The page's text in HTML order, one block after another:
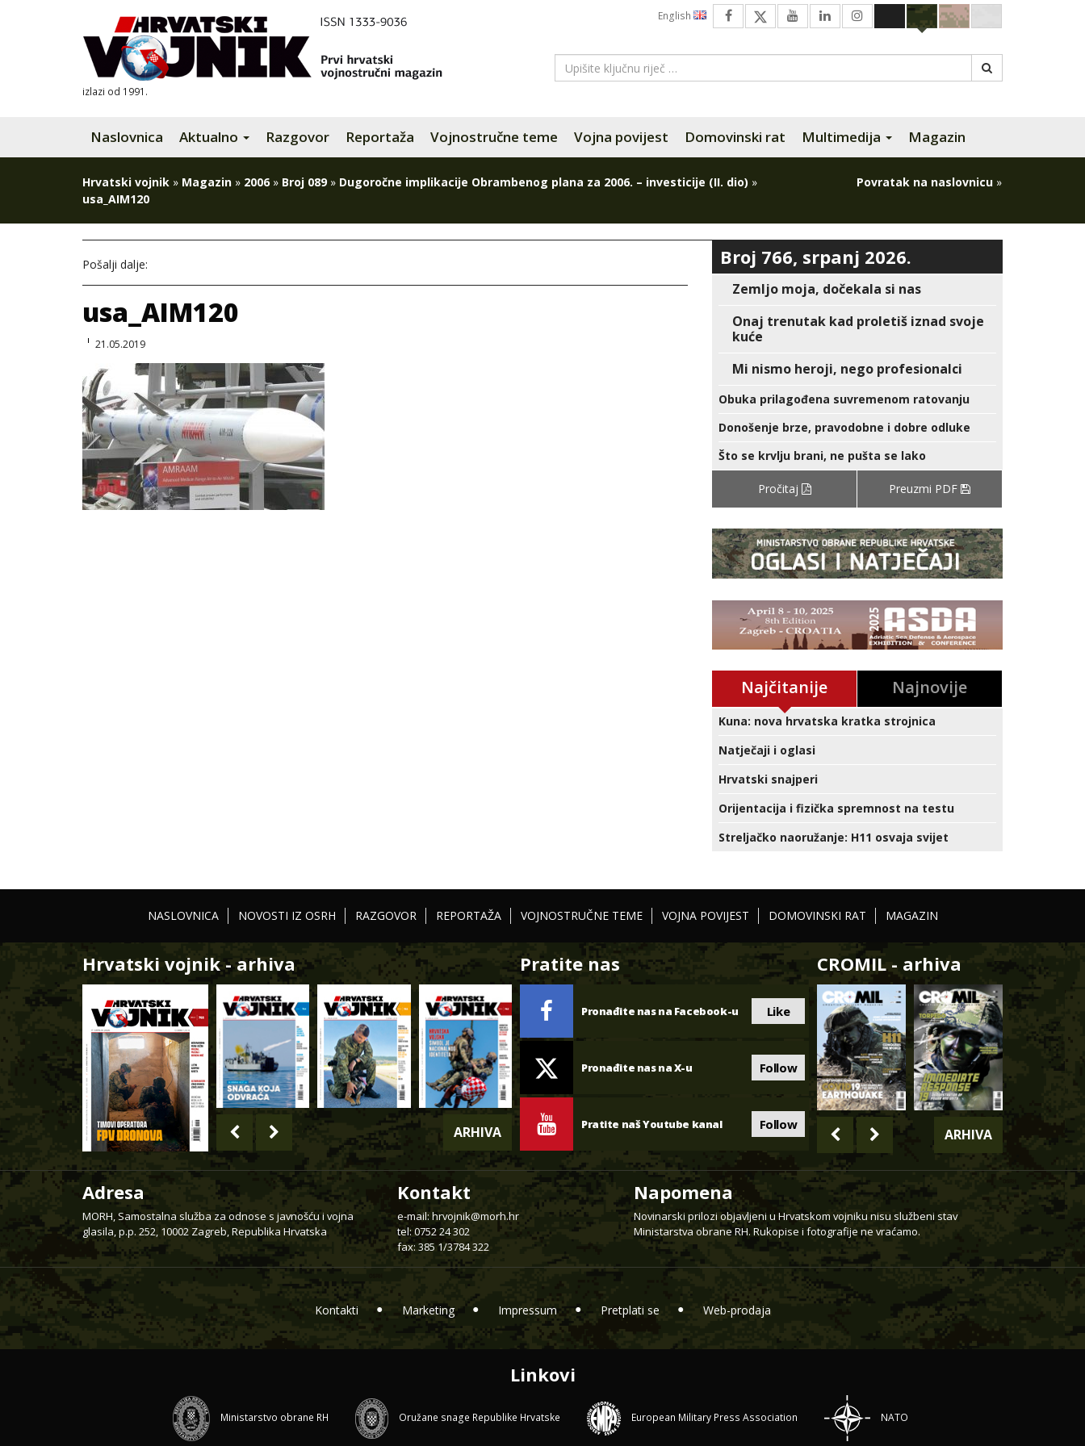
izlazi od 1991.
English
Naslovnica Aktualno Razgovor Reportaža Vojnostručne teme Vojna povijest Domovinski rat Multimedija Magazin
Hrvatski vojnik » Magazin » 2006 » Broj 089» Dugoročne implikacije Obrambenog plana za 2006. – investicije (II. dio) »
usa_AIM120
Povratak na naslovnicu »
Pošalji dalje:
usa_AIM120
21.05.2019
Broj 766, srpanj 2026.
Zemljo moja, dočekala si nas
Onaj trenutak kad proletiš iznad svoje
kuće
Mi nismo heroji, nego profesionalci
Obuka prilagođena suvremenom ratovanju
Donošenje brze, pravodobne i dobre odluke
Što se krvlju brani, ne pušta se lako
Pročitaj Preuzmi PDF
Najčitanije Najnovije
Kuna: nova hrvatska kratka strojnica
Natječaji i oglasi
Hrvatski snajperi
Orijentacija i fizička spremnost na testu
Streljačko naoružanje: H11 osvaja svijet
NASLOVNICA NOVOSTI IZ OSRH RAZGOVOR REPORTAŽA VOJNOSTRUČNE TEME VOJNA POVIJEST DOMOVINSKI RAT MAGAZIN
Hrvatski vojnik - arhiva
ARHIVA
Pratite nas
Pronađite nas na Facebook-u Like
Pronađite nas na X-u Follow
Pratite naš Youtube kanal Follow
CROMIL - arhiva
ARHIVA
Adresa
MORH, Samostalna služba za odnose s javnošću i vojna
glasila, p.p. 252, 10002 Zagreb, Republika Hrvatska
Kontakt
e-mail: hrvojnik@morh.hr
tel: 0752 24 302
fax: 385 1/3784 322
Napomena
Novinarski prilozi objavljeni u Hrvatskom vojniku nisu službeni stav
Ministarstva obrane RH. Rukopise i fotografije ne vraćamo.
Kontakti Marketing Impressum Pretplati se Web-prodaja
Linkovi
Ministarstvo obrane RH Oružane snage Republike Hrvatske European Military Press Association NATO